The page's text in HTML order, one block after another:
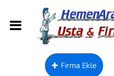
Firma Ekle